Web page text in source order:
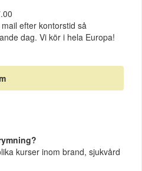
efter kontorstid så
dag. Vi kör i hela Europa!
kurser inom brand, sjukvård